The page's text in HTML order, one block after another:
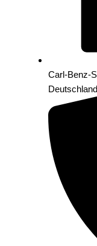
Carl-Benz-
Deutschland